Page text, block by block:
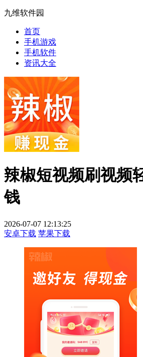
九维软件园
首页
手机游戏
手机软件
资讯大全
辣椒短视频刷视频
钱
2026-07-07 12:13:25
安卓下载 苹果下载